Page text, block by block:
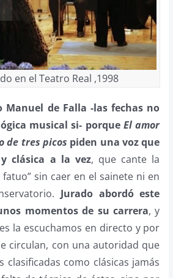
en el Teatro Real ,1998
Manuel de Falla -las fechas no
musical si- porqueEl amor
de tres picos piden una voz que
clásica a la vez, que cante la
fatuo” sin caer en el sainete ni en
Jurado abordó este
momentos de su carrera, y
la escuchamos en directo y por
circulan, con una autoridad que
clasificadas como clásicas jamás